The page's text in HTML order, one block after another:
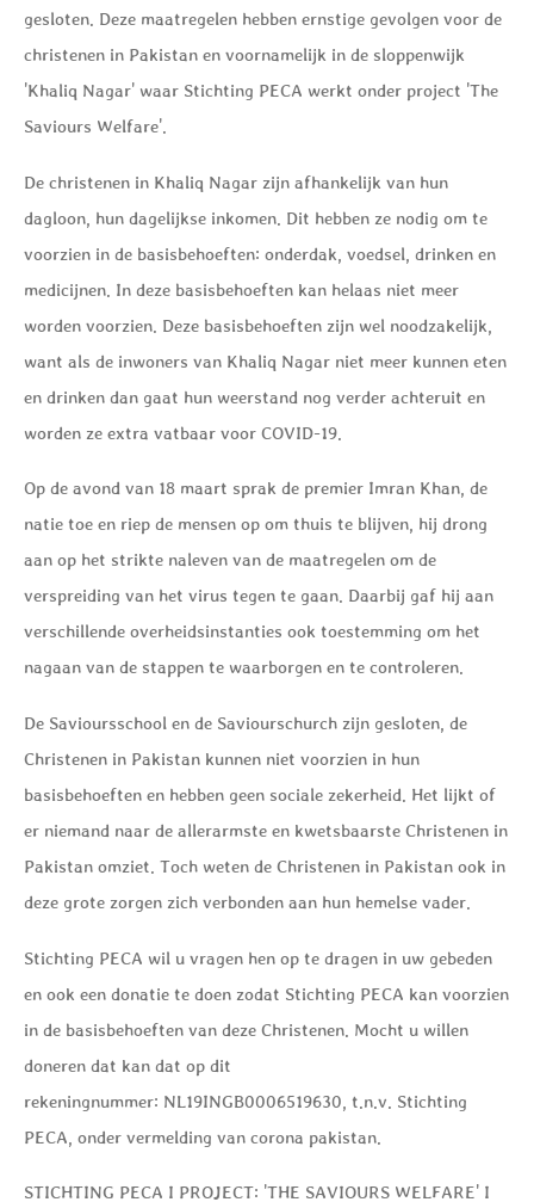
gesloten. Deze maatregelen hebben ernstige gevolgen voor de
christenen in Pakistan en voornamelijk in de sloppenwijk
'Khaliq Nagar' waar Stichting PECA werkt onder project 'The
Saviours Welfare'.
De christenen in Khaliq Nagar zijn afhankelijk van hun
dagloon, hun dagelijkse inkomen. Dit hebben ze nodig om te
voorzien in de basisbehoeften: onderdak, voedsel, drinken en
medicijnen. In deze basisbehoeften kan helaas niet meer
worden voorzien. Deze basisbehoeften zijn wel noodzakelijk,
want als de inwoners van Khaliq Nagar niet meer kunnen eten
en drinken dan gaat hun weerstand nog verder achteruit en
worden ze extra vatbaar voor COVID-19.
Op de avond van 18 maart sprak de premier Imran Khan, de
natie toe en riep de mensen op om thuis te blijven, hij drong
aan op het strikte naleven van de maatregelen om de
verspreiding van het virus tegen te gaan. Daarbij gaf hij aan
verschillende overheidsinstanties ook toestemming om het
nagaan van de stappen te waarborgen en te controleren.
De Savioursschool en de Saviourschurch zijn gesloten, de
Christenen in Pakistan kunnen niet voorzien in hun
basisbehoeften en hebben geen sociale zekerheid. Het lijkt of
er niemand naar de allerarmste en kwetsbaarste Christenen in
Pakistan omziet. Toch weten de Christenen in Pakistan ook in
deze grote zorgen zich verbonden aan hun hemelse vader.
Stichting PECA wil u vragen hen op te dragen in uw gebeden
en ook een donatie te doen zodat Stichting PECA kan voorzien
in de basisbehoeften van deze Christenen. Mocht u willen
doneren dat kan dat op dit
rekeningnummer: NL19INGB0006519630 , t.n.v. Stichting
PECA, onder vermelding van corona pakistan.
STICHTING PECA I PROJECT: 'THE SAVIOURS WELFARE' I